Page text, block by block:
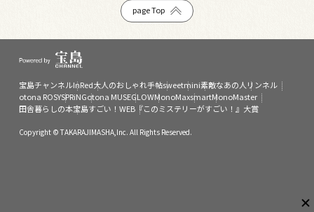
page Top
宝島チャンネルInRed大人のおしゃれ手帖sweetmini素敵なあの人 リンネル
otona ROSYSPRiNGotona MUSEGLOWMonoMaxsmartMonoMaster
田舎暮らしの本宝島すごい！WEB『このミステリーがすごい！』大賞
Copyright © TAKARAJIMASHA,Inc. All Rights Reserved.